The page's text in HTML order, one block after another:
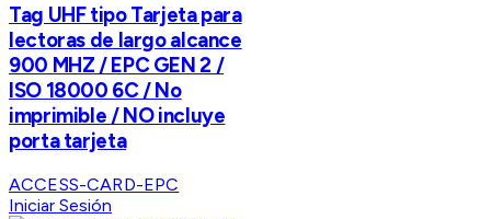
Tag UHF tipo Tarjeta para
lectoras de largo alcance
900 MHZ / EPC GEN 2 /
ISO 18000 6C / No
imprimible / NO incluye
porta tarjeta
ACCESS-CARD-EPC
Iniciar Sesión